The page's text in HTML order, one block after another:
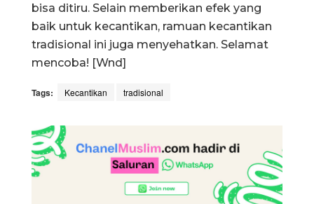
bisa ditiru. Selain memberikan efek yang
baik untuk kecantikan, ramuan kecantikan
tradisional ini juga menyehatkan. Selamat
mencoba! [Wnd]
Tags: Kecantikan tradisional